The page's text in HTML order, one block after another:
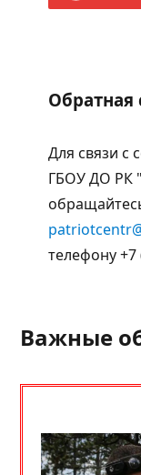
Обратная
Для связи с
ГБОУ ДО РК
телефону +7
Важные